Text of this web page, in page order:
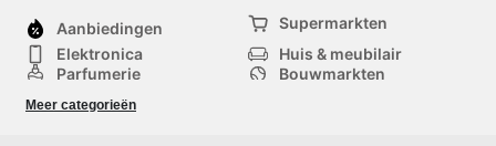
Aanbiedingen
Supermarkten
Elektronica
Huis & meubilair
Parfumerie
Bouwmarkten
Kinderen
Meer categorieën